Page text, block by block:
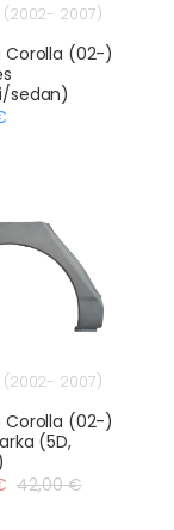
2007)
Corolla (02-)
sedan)
2007)
Corolla (02-)
(5D,
42,00 €